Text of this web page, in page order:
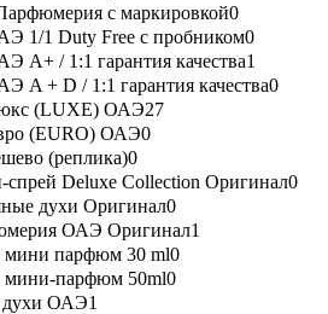
с маркировкой0
1/1 Duty Free с пробником0
A+ / 1:1 гарантия качества1
A + D / 1:1 гарантия качества0
(LUXE) ОАЭ27
(EURO) ОАЭ0
(реплика)0
Deluxe Collection Оригинал0
духи Оригинал0
ОАЭ Оригинал1
мини парфюм 30 ml0
мини-парфюм 50ml0
духи ОАЭ1